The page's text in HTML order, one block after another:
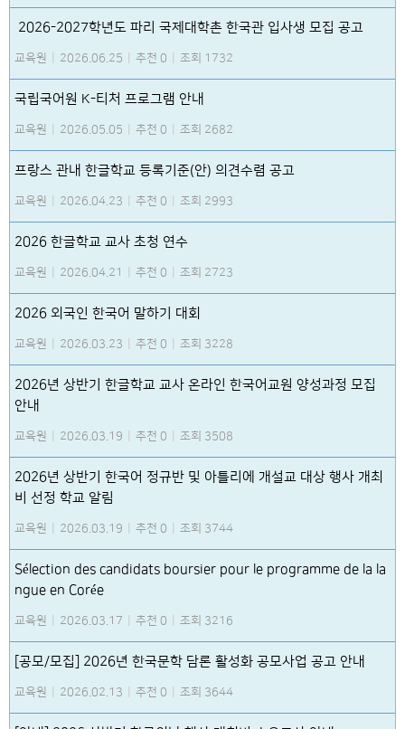
2026-2027학년도 파리 국제대학촌 한국관 입사생 모집 공고
교육원 2026.06.25 추천 0 조회 1732
국립국어원 K-티처 프로그램 안내
교육원 2026.05.05 추천 0 조회 2682
프랑스 관내 한글학교 등록기준(안) 의견수렴 공고
교육원 2026.04.23 추천 0 조회 2993
2026 한글학교 교사 초청 연수
교육원 2026.04.21 추천 0 조회 2723
2026 외국인 한국어 말하기 대회
교육원 2026.03.23 추천 0 조회 3228
2026년 상반기 한글학교 교사 온라인 한국어교원 양성과정 모집
안내
교육원 2026.03.19 추천 0 조회 3508
2026년 상반기 한국어 정규반 및 아틀리에 개설교 대상 행사 개최
비 선정 학교 알림
교육원 2026.03.19 추천 0 조회 3744
Sélection des candidats boursier pour le programme de la la
ngue en Corée
교육원 2026.03.17 추천 0 조회 3216
[공모/모집] 2026년 한국문학 담론 활성화 공모사업 공고 안내
교육원 2026.02.13 추천 0 조회 3644